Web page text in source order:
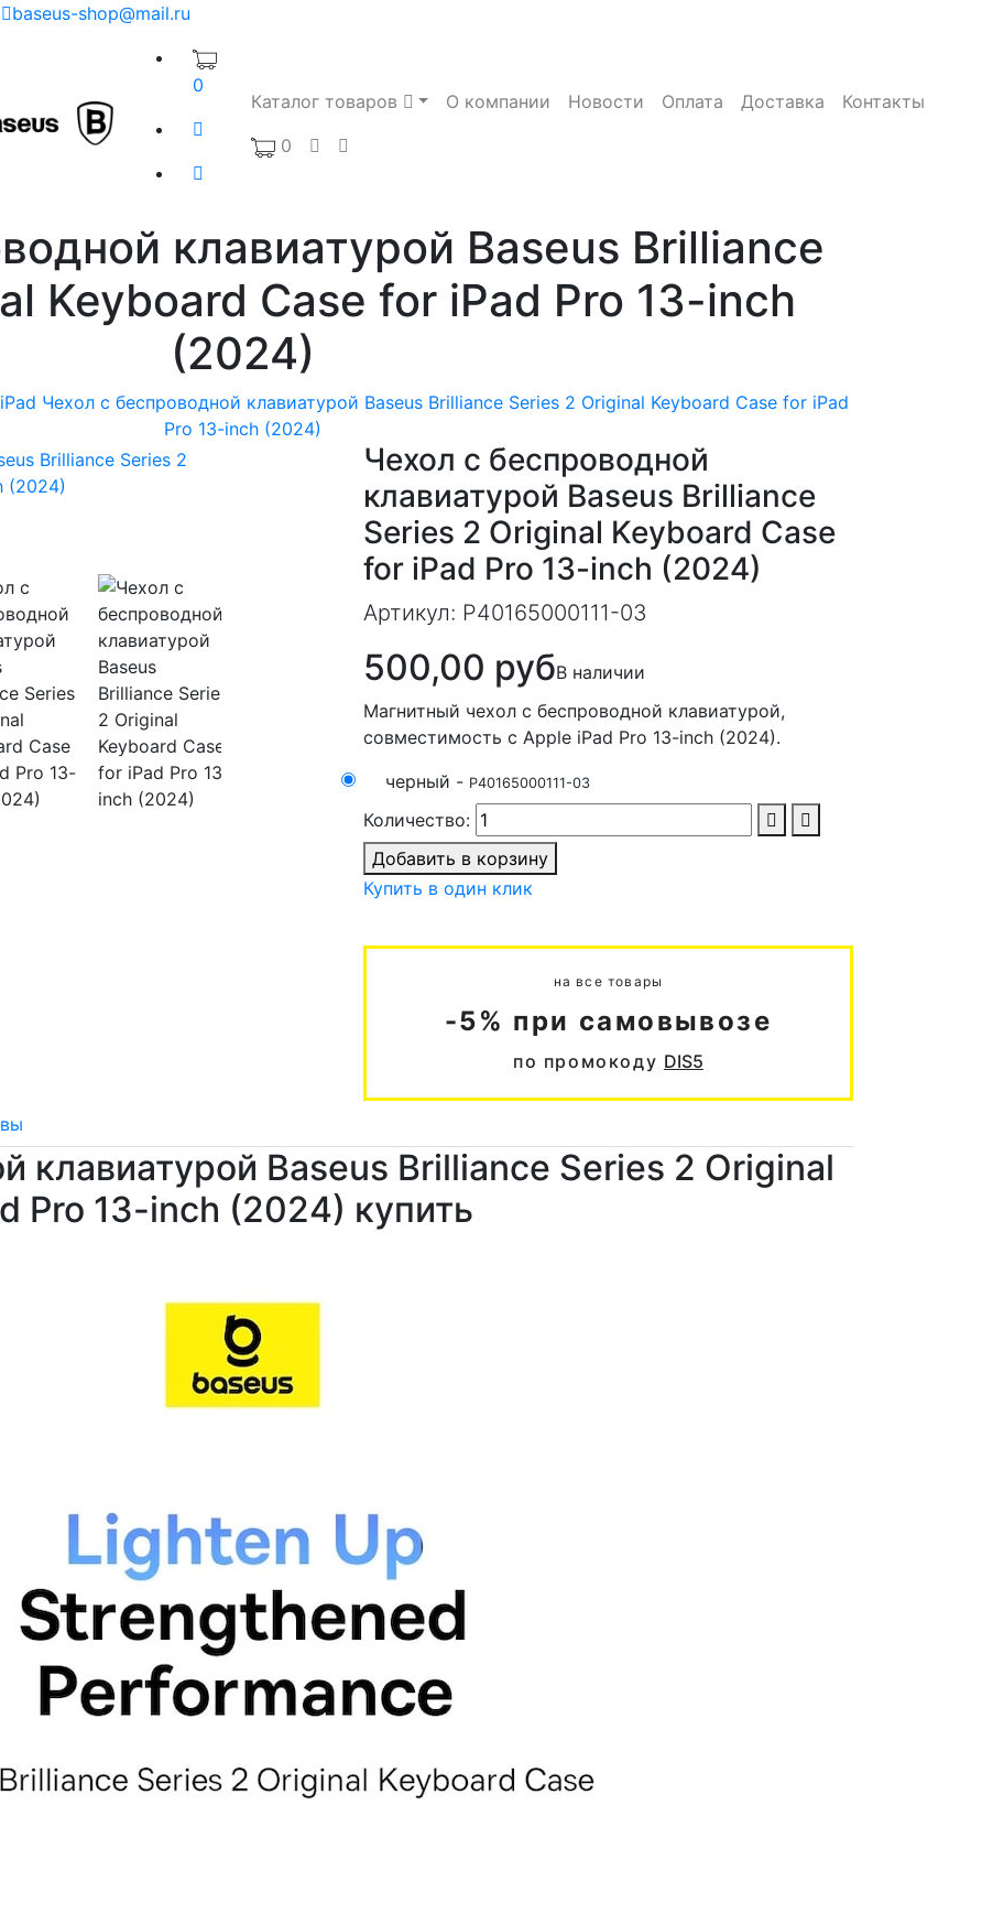
baseus-shop@mail.ru
0
Каталог товаров О компании Новости Оплата Доставка
Контакты
0
клавиатурой Baseus Brilliance
Keyboard Case for iPad Pro 13-inch
(2024)
Чехол с беспроводной клавиатурой Baseus Brilliance Series 2 Original Keyboard Case for iPad
Pro 13-inch (2024)
Чехол с беспроводной
клавиатурой Baseus Brilliance
Series 2 Original Keyboard Case
for iPad Pro 13-inch (2024)
Артикул: P40165000111-03
500,00 рубВ наличии
Магнитный чехол с беспроводной клавиатурой,
совместимость с Apple iPad Pro 13-inch (2024).
черный - P40165000111-03
Количество:
Добавить в корзину
Купить в один клик
на все товары
-5% при самовывозе
по промокоду DIS5
клавиатурой Baseus Brilliance Series 2 Original
Pro 13-inch (2024) купить